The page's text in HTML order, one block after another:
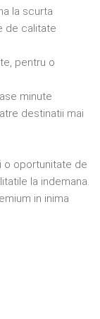
la scurta
de calitate
pentru o
minute
destinatii mai
o oportunitate de
la indemana.
in inima